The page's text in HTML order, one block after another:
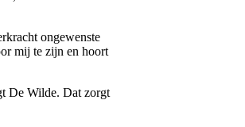
ongewenste
mij te zijn en hoort
De Wilde. Dat zorgt